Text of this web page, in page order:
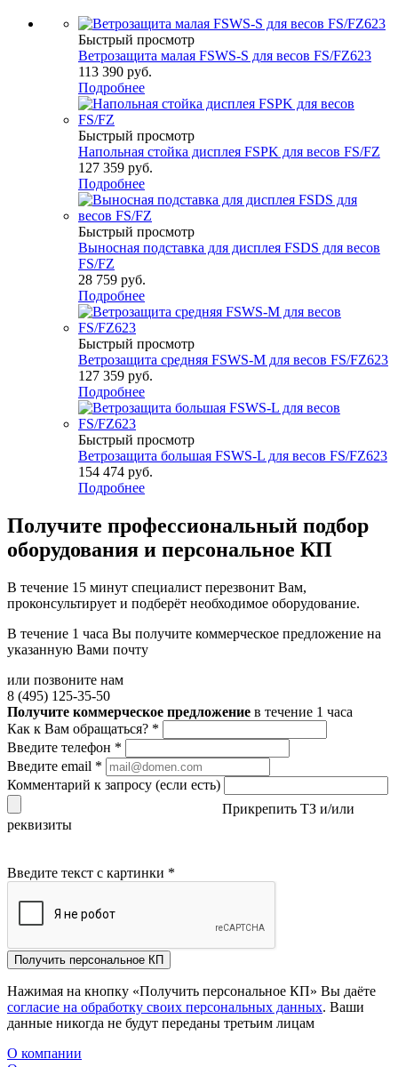
Быстрый просмотр
Ветрозащита малая FSWS-S для весов FS/FZ623
113 390 руб.
Подробнее
Быстрый просмотр
Напольная стойка дисплея FSPK для весов FS/FZ
127 359 руб.
Подробнее
Быстрый просмотр
Выносная подставка для дисплея FSDS для весов
FS/FZ
28 759 руб.
Подробнее
Быстрый просмотр
Ветрозащита средняя FSWS-M для весов FS/FZ623
127 359 руб.
Подробнее
Быстрый просмотр
Ветрозащита большая FSWS-L для весов FS/FZ623
154 474 руб.
Подробнее
Получите профессиональный подбор
оборудования и персональное КП
В течение 15 минут специалист перезвонит Вам,
проконсультирует и подберёт необходимое оборудование.
В течение 1 часа Вы получите коммерческое предложение на
указанную Вами почту
или позвоните нам
8 (495) 125-35-50
Получите коммерческое предложение в течение 1 часа
Как к Вам обращаться? *
Введите телефон *
Введите email *
Комментарий к запросу (если есть)
Прикрепить ТЗ и/или
реквизиты
Введите текст с картинки *
Получить персональное КП
Нажимая на кнопку «Получить персональное КП» Вы даёте
согласие на обработку своих персональных данных. Ваши
данные никогда не будут переданы третьим лицам
О компании